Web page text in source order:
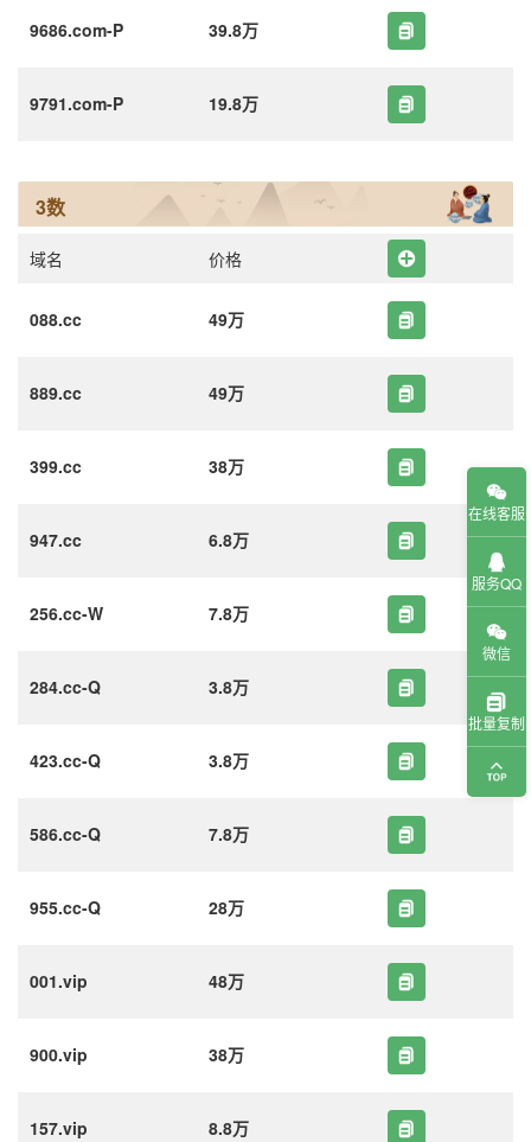
9686.com-P 39.8万
9791.com-P 19.8万
3数
域名 价格
088.cc 49万
889.cc 49万
399.cc 38万
947.cc 6.8万
256.cc-W 7.8万
284.cc-Q 3.8万
423.cc-Q 3.8万
586.cc-Q 7.8万
955.cc-Q 28万
001.vip 48万
900.vip 38万
157.vip 8.8万
在线客服
服务QQ
微信
批量复制